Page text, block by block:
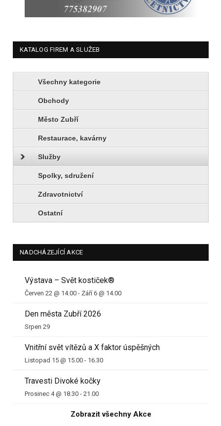
KATALOG FIREM A SLUŽEB
Všechny kategorie
Obchody
Město Zubří
Restaurace, kavárny
Služby
Spolky, sdružení
Zdravotnictví
Ostatní
NADCHÁZEJÍCÍ AKCE
Výstava – Svět kostiček®
Červen 22 @ 14.00 - Září 6 @ 14.00
Den města Zubří 2026
Srpen 29
Vnitřní svět vítězů a X faktor úspěšných
Listopad 15 @ 15.00 - 16.30
Travesti Divoké kočky
Prosinec 4 @ 18.30 - 21.00
Zobrazit všechny Akce